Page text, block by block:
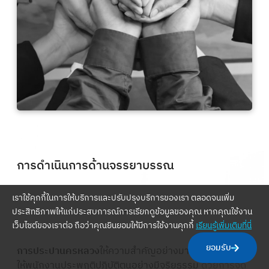
การดำเนินการด้านจรรยาบรรณ
ให้ความสำคัญอย่างมากในการส่งเสริม
ให้พนักงานประพฤติปฏิบัติตนอย่างมีจริยธรรมด้วยการจัด
เราใช้คุกกี้ในการให้บริการและปรับปรุงบริการของเรา ตลอดจนเพิ่ม
ประสิทธิภาพให้แก่ประสบการณ์การเรียกดูข้อมูลของคุณ หากคุณใช้งาน
เว็บไซต์ของเราต่อ ถือว่าคุณยินยอมให้มีการใช้งานคุกกี้เรียนรู้เพิ่มเติมที่นี่
ยอมรับ